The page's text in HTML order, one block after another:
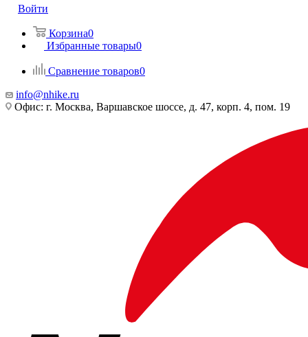
Войти
Корзина0
Избранные товары0
Сравнение товаров0
info@nhike.ru
Офис: г. Москва, Варшавское шоссе, д. 47, корп. 4, пом. 19